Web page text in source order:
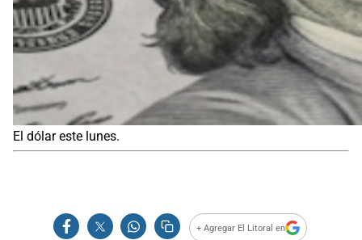
El dólar este lunes.
+ Agregar El Litoral en